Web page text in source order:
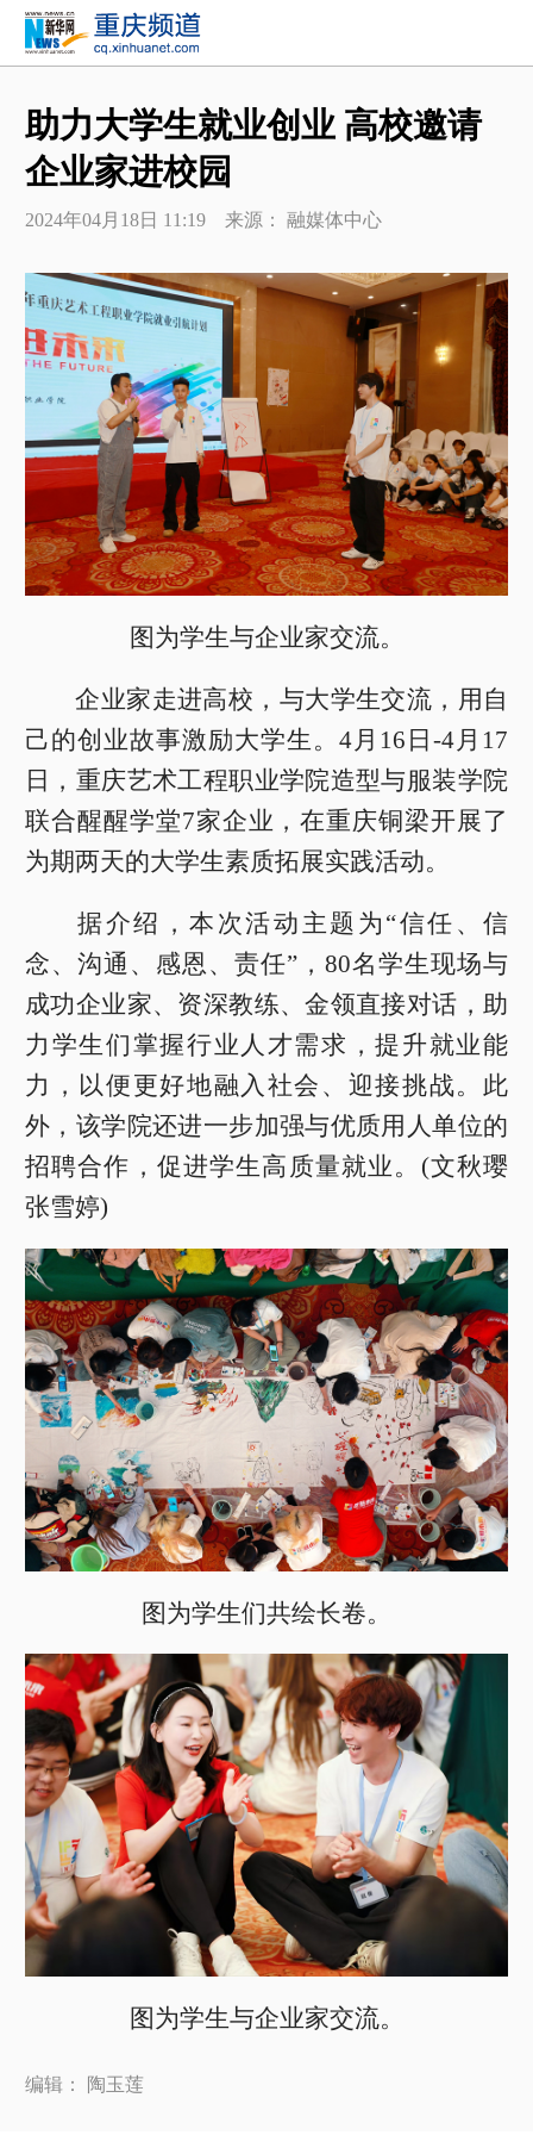
助力大学生就业创业 高校邀请
企业家进校园
2024年04月18日 11:19 来源： 融媒体中心
图为学生与企业家交流。
企业家走进高校，与大学生交流，用自
己的创业故事激励大学生。4月16日-4月17
日，重庆艺术工程职业学院造型与服装学院
联合醒醒学堂7家企业，在重庆铜梁开展了
为期两天的大学生素质拓展实践活动。
据介绍，本次活动主题为“信任、信
念、沟通、感恩、责任”，80名学生现场与
成功企业家、资深教练、金领直接对话，助
力学生们掌握行业人才需求，提升就业能
力，以便更好地融入社会、迎接挑战。此
外，该学院还进一步加强与优质用人单位的
招聘合作，促进学生高质量就业。(文秋璎
张雪婷)
图为学生们共绘长卷。
图为学生与企业家交流。
编辑： 陶玉莲